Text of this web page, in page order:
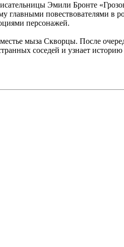
Эмили Бронте
повествователями в
персонажей.
мыза Скворцы. После
соседей и узнает